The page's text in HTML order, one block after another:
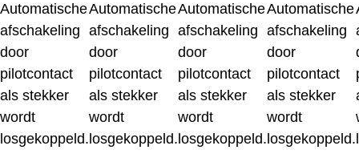
Automatische
afschakeling
door
pilotcontact
als stekker
wordt
losgekoppeld.
Automatische
afschakeling
door
pilotcontact
als stekker
wordt
losgekoppeld.
Automatische
afschakeling
door
pilotcontact
als stekker
wordt
losgekoppeld.
Automatische
afschakeling
door
pilotcontact
als stekker
wordt
losgekoppeld.